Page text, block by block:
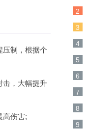
压制，根据个
击，大幅提升
高伤害;
2
3
4
5
6
7
8
9